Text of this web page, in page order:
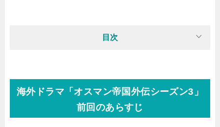
目次
海外ドラマ「オスマン帝国外伝シーズン3」
前回のあらすじ